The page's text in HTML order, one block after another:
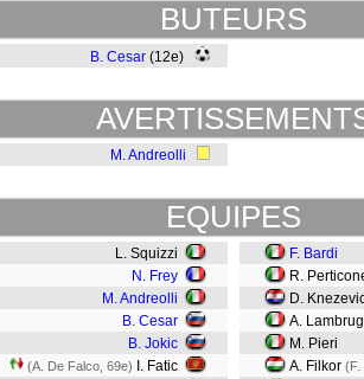
BUTEURS
B. Cesar (12e)
M. Andreolli
EQUIPES
L. Squizzi
N. Frey
M. Andreolli
B. Cesar
B. Jokic
(A. De Falco, 69e)
I. Fatic
F. Bardi
R.
D.
A.
M. Pieri
A. Filkor (F.